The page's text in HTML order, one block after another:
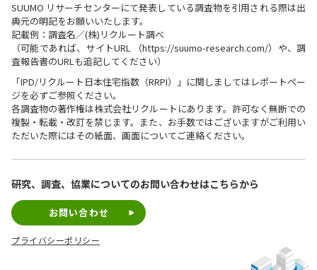
SUUMO リサーチセンターにて発表している調査物を引用される際は出
典元の明記をお願いいたします。
記載例：調査名／(株)リクルート調べ
（可能であれば、サイトURL （https://suumo-research.com/）や、調
査報告書のURLも追記してください）
「IPD/リクルート日本住宅指数（RRPI）」に関しましてはレポートペー
ジを必ずご参照ください。
各調査物の著作権は株式会社リクルートにあります。許可なく無断での
複製・転載・改訂を禁じます。また、お手数ではございますがご利用い
ただいた際にはその紙面、画面についてご連絡ください。
研究、調査、協業についてのお問い合わせはこちらから
お問い合わせ
プライバシーポリシー